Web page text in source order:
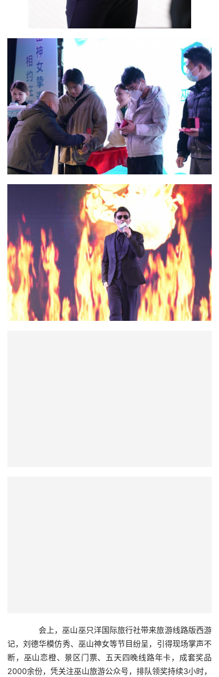
会上，巫山巫只洋国际旅行社带来旅游线路版西游
记，刘德华模仿秀、巫山神女等节目纷呈，引得现场掌声不
断，巫山恋橙、景区门票、五天四晚线路年卡，成套奖品
2000余份，凭关注巫山旅游公众号，排队领奖持续3小时，